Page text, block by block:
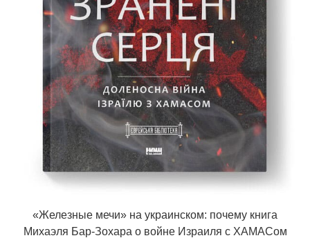
«Железные мечи» на украинском: почему книга
Михаэля Бар-Зохара о войне Израиля с ХАМАСом